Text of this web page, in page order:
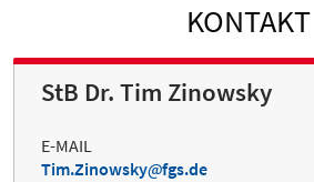
KONTAKT
StB Dr. Tim Zinowsky
E-MAIL
Tim.Zinowsky
fgs.de